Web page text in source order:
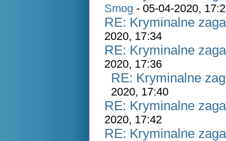
Smog - 05-04-2020,
RE: Kryminalne
2020, 17:34
RE: Kryminalne
2020, 17:36
RE: Kryminalne
2020, 17:40
RE: Kryminalne
2020, 17:42
RE: Kryminalne